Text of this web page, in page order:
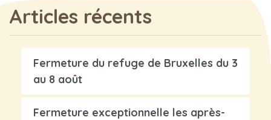
Articles récents
Fermeture du refuge de Bruxelles du 3
au 8 août
Fermeture exceptionnelle les après-